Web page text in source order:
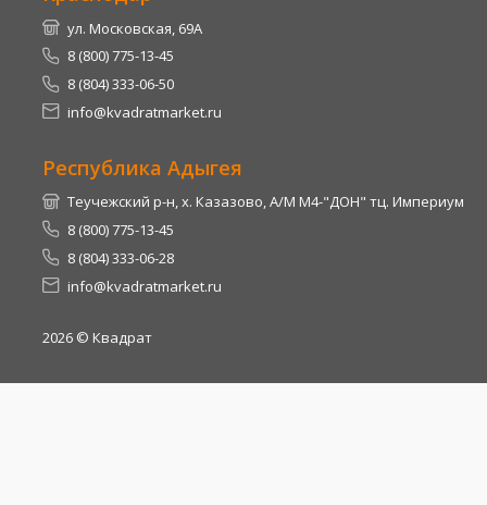
ул. Московская, 69А
8 (800) 775-13-45
8 (804) 333-06-50
info@kvadratmarket.ru
Республика Адыгея
Теучежский р-н, х. Казазово, А/М М4-"ДОН" тц. Империум
8 (800) 775-13-45
8 (804) 333-06-28
info@kvadratmarket.ru
2026 © Квадрат